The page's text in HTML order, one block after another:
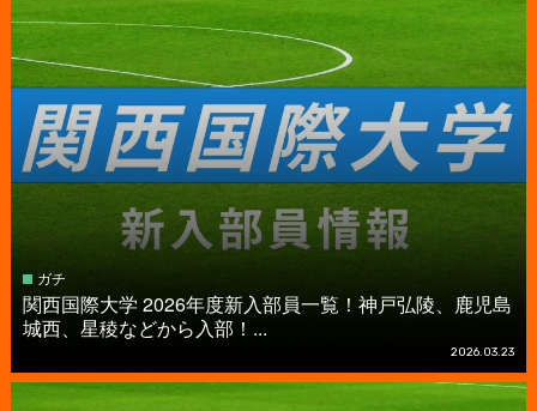
ガチ
関西国際大学 2026年度新入部員一覧！神戸弘陵、鹿児島
城西、星稜などから入部！...
2026.03.23